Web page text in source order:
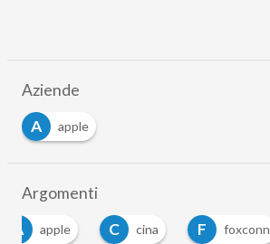
Aziende
A
apple
Argomenti
A
apple C cina F foxconn